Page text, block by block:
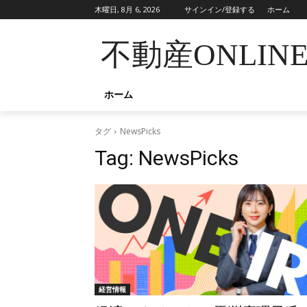
木曜日, 8月 6, 2026 サインイン/登録する ホーム
不動産
ホーム
タグ NewsPicks
Tag: NewsPicks
経営情報